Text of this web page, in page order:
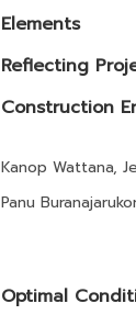
Elements
Reflecting
Construction
Kanop Wattana,
Panu
Optimal